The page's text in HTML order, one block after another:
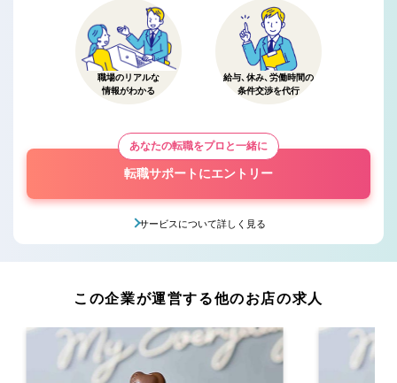
職場のリアルな
情報がわかる
給与、休み、労働時間の
条件交渉を代行
あなたの転職をプロと一緒に
転職サポートにエントリー
サービスについて詳しく見る
この企業が運営する他のお店の求人